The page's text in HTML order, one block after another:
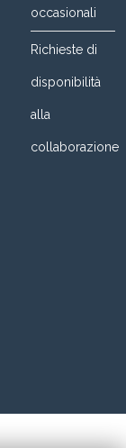
occasionali
Richieste di
disponibilità
alla
collaborazione
Designed By